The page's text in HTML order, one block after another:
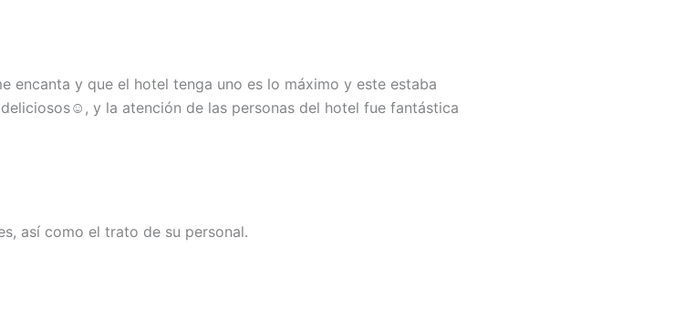
encanta y que el hotel tenga uno es lo máximo y este estaba
y la atención de las personas del hotel fue fantástica
así como el trato de su personal.